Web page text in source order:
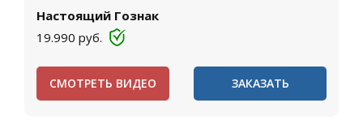
Настоящий Гознак
19.990 руб.
СМОТРЕТЬ ВИДЕО ЗАКАЗАТЬ